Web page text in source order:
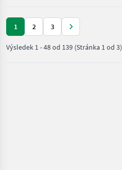
1 2 3
Výsledek 1-48od 139 (Stránka 1 od 3)